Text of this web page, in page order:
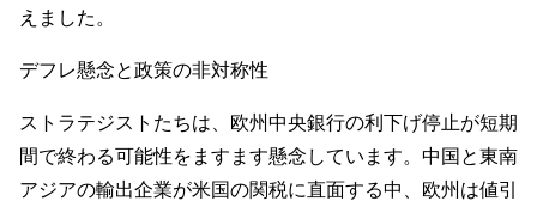
えました。
デフレ懸念と政策の非対称性
ストラテジストたちは、欧州中央銀行の利下げ停止が短期
間で終わる可能性をますます懸念しています。中国と東南
アジアの輸出企業が米国の関税に直面する中、欧州は値引